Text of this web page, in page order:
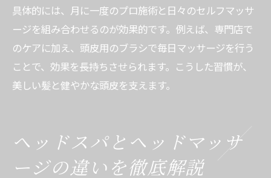
具体的には、月に一度のプロ施術と日々のセルフマッサ
ージを組み合わせるのが効果的です。例えば、専門店で
のケアに加え、頭皮用のブラシで毎日マッサージを行う
ことで、効果を長持ちさせられます。こうした習慣が、
美しい髪と健やかな頭皮を支えます。
ヘッドスパとヘッドマッサ
ージの違いを徹底解説